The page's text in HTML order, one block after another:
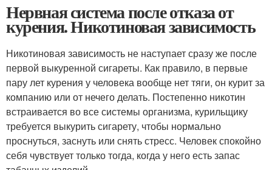
Нервная система после отказа от
курения. Никотиновая зависимость
Никотиновая зависимость не наступает сразу же после
первой выкуренной сигареты. Как правило, в первые
пару лет курения у человека вообще нет тяги, он курит за
компанию или от нечего делать. Постепенно никотин
встраивается во все системы организма, курильщику
требуется выкурить сигарету, чтобы нормально
проснуться, заснуть или снять стресс. Человек спокойно
себя чувствует только тогда, когда у него есть запас